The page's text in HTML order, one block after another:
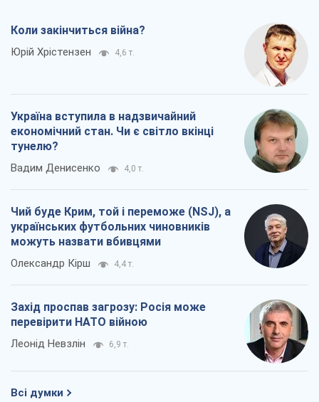
Коли закінчиться війна?
Юрій Хрістензен 4,6 т.
Україна вступила в надзвичайний
економічний стан. Чи є світло вкінці
тунелю?
Вадим Денисенко 4,0 т.
Чий буде Крим, той і переможе (NSJ), а
українських футбольних чиновників
можуть назвати вбивцями
Олександр Кірш 4,4 т.
Захід проспав загрозу: Росія може
перевірити НАТО війною
Леонід Невзлін 6,9 т.
Всі думки